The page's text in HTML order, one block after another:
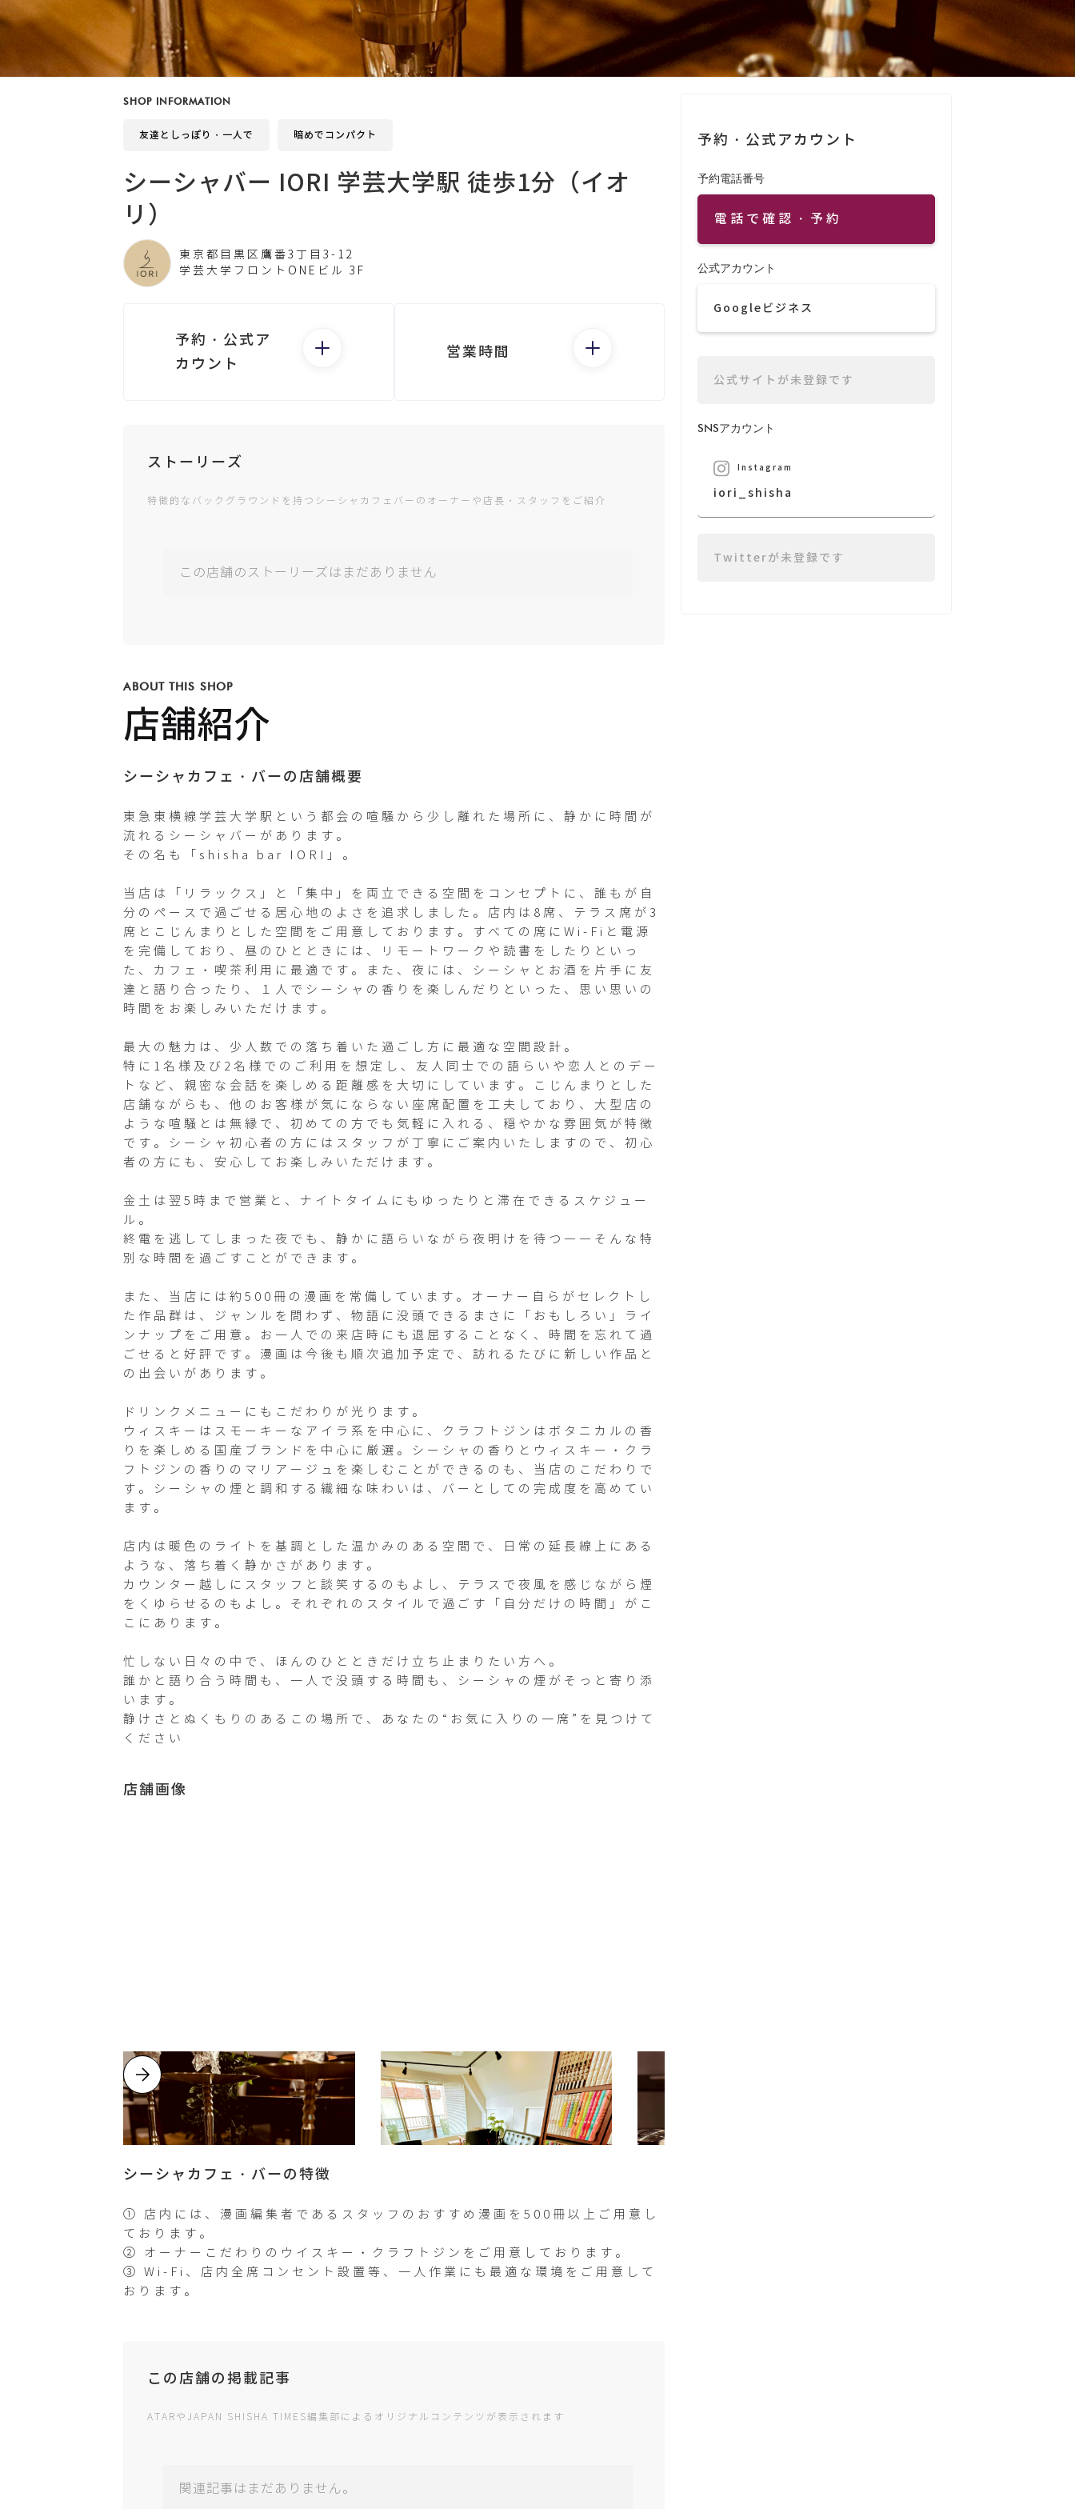
SHOP INFORMATION
友達としっぽり・一人で 暗めでコンパクト
シーシャバー IORI 学芸大学駅 徒歩1分（イオ
リ）
東京都目黒区鷹番3丁目3-12
学芸大学フロントONEビル 3F
予約・公式ア
カウント
Instagram
a
Twitterが
未登録です
営業時間
日：13:00 - 24:00
ストーリーズ
特徴的なバックグラウンドを持つシーシャカフェバーのオーナーや店長・スタッフをご紹介
この店舗のストーリーズはまだありません
ABOUT THIS SHOP
店舗紹介
シーシャカフェ・バーの店舗概要
東急東横線学芸大学駅という都会の喧騒から少し離れた場所に、静かに時間が
流れるシーシャバーがあります。
その名も「shisha bar IORI」。
当店は「リラックス」と「集中」を両立できる空間をコンセプトに、誰もが自
分のペースで過ごせる居心地のよさを追求しました。店内は8席、テラス席が3
席とこじんまりとした空間をご用意しております。すべての席にWi-Fiと電源
を完備しており、昼のひとときには、リモートワークや読書をしたりといっ
た、カフェ・喫茶利用に最適です。また、夜には、シーシャとお酒を片手に友
達と語り合ったり、１人でシーシャの香りを楽しんだりといった、思い思いの
時間をお楽しみいただけます。
最大の魅力は、少人数での落ち着いた過ごし方に最適な空間設計。
特に1名様及び2名様でのご利用を想定し、友人同士での語らいや恋人とのデー
トなど、親密な会話を楽しめる距離感を大切にしています。こじんまりとした
店舗ながらも、他のお客様が気にならない座席配置を工夫しており、大型店の
ような喧騒とは無縁で、初めての方でも気軽に入れる、穏やかな雰囲気が特徴
です。シーシャ初心者の方にはスタッフが丁寧にご案内いたしますので、初心
者の方にも、安心してお楽しみいただけます。
金土は翌5時まで営業と、ナイトタイムにもゆったりと滞在できるスケジュー
ル。
終電を逃してしまった夜でも、静かに語らいながら夜明けを待つ――そんな特
別な時間を過ごすことができます。
また、当店には約500冊の漫画を常備しています。オーナー自らがセレクトし
た作品群は、ジャンルを問わず、物語に没頭できるまさに「おもしろい」ライ
ンナップをご用意。お一人での来店時にも退屈することなく、時間を忘れて過
ごせると好評です。漫画は今後も順次追加予定で、訪れるたびに新しい作品と
の出会いがあります。
ドリンクメニューにもこだわりが光ります。
ウィスキーはスモーキーなアイラ系を中心に、クラフトジンはボタニカルの香
りを楽しめる国産ブランドを中心に厳選。シーシャの香りとウィスキー・クラ
フトジンの香りのマリアージュを楽しむことができるのも、当店のこだわりで
す。シーシャの煙と調和する繊細な味わいは、バーとしての完成度を高めてい
ます。
店内は暖色のライトを基調とした温かみのある空間で、日常の延長線上にある
ような、落ち着く静かさがあります。
カウンター越しにスタッフと談笑するのもよし、テラスで夜風を感じながら煙
をくゆらせるのもよし。それぞれのスタイルで過ごす「自分だけの時間」がこ
こにあります。
忙しない日々の中で、ほんのひとときだけ立ち止まりたい方へ。
誰かと語り合う時間も、一人で没頭する時間も、シーシャの煙がそっと寄り添
います。
静けさとぬくもりのあるこの場所で、あなたの“お気に入りの一席”を見つけて
ください
店舗画像
シーシャカフェ・バーの特徴
① 店内には、漫画編集者であるスタッフのおすすめ漫画を500冊以上ご用意し
ております。
② オーナーこだわりのウイスキー・クラフトジンをご用意しております。
③ Wi-Fi、店内全席コンセント設置等、一人作業にも最適な環境をご用意して
おります。
この店舗の掲載記事
ATARやJAPAN SHISHA TIMES編集部によるオリジナルコンテンツが表示されます
関連記事はまだありません。
予約・公式アカウント
予約電話番号
電話で確認・予約
公式アカウント
Googleビジネス
公式サイトが未登録です
SNSアカウント
Instagram
iori_shisha
Twitterが未登録です